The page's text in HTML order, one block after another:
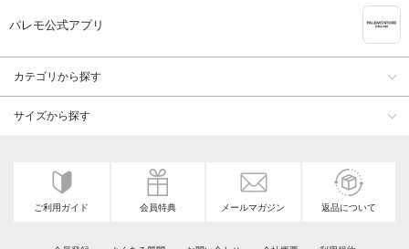
パレモ公式アプリ
カテゴリから探す
サイズから探す
ご利用ガイド 会員特典 メールマガジン 返品について